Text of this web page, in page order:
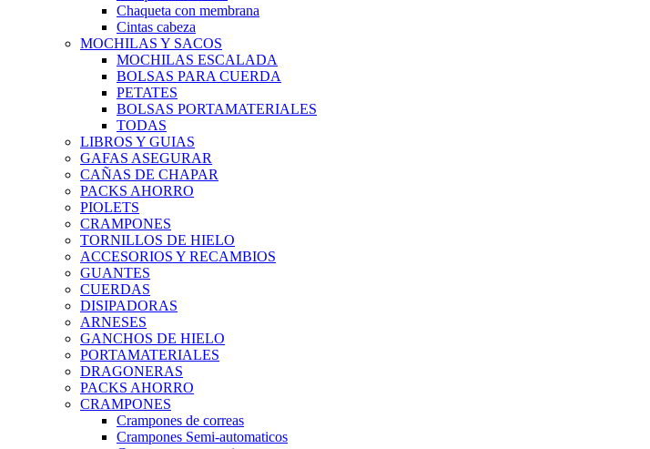
Chaqueta con membrana
Cintas cabeza
MOCHILAS Y SACOS
MOCHILAS ESCALADA
BOLSAS PARA CUERDA
PETATES
BOLSAS PORTAMATERIALES
TODAS
LIBROS Y GUIAS
GAFAS ASEGURAR
CAÑAS DE CHAPAR
PACKS AHORRO
PIOLETS
CRAMPONES
TORNILLOS DE HIELO
ACCESORIOS Y RECAMBIOS
GUANTES
CUERDAS
DISIPADORAS
ARNESES
GANCHOS DE HIELO
PORTAMATERIALES
DRAGONERAS
PACKS AHORRO
CRAMPONES
Crampones de correas
Crampones Semi-automaticos